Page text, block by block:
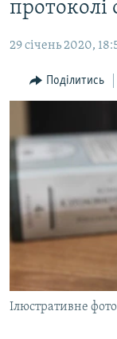
до
основної
Перейти
до
БЛОГИ
ПОГЛЯД
ВСЕ ЗА ДЕНЬ
СПЕЦПРОЕКТИ
ДЕПОРТАЦІЯ
ВІДЕОУРОКИ
СВІДЧЕННЯ
УКРАЇНСЬКА
ІНФОГРАФІКА
ЯК ОБІЙТИ
Русский
Qırımtatar
ДОЛУЧАЙСЯ!
протоколі
29 січень 2020,
Поділитись
Ілюстративне фото